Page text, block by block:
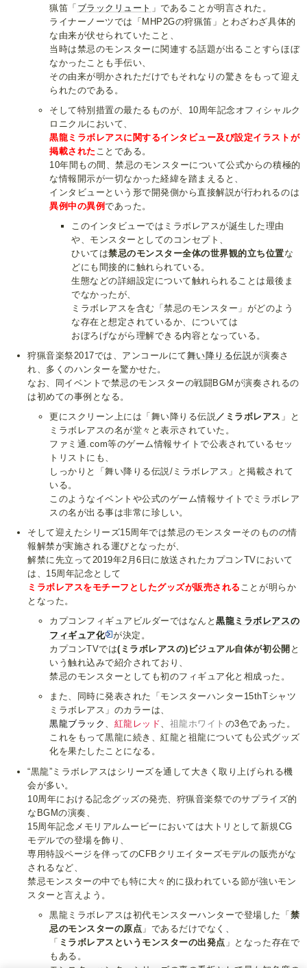
猟笛「 ブラックリュート 」であることが明言された。
ライナーノーツでは「MHP2Gの狩猟笛」とわざわざ具体的
な由来が伏せられていたこと、
当時は禁忌のモンスターに関連する話題が出ることすらほぼ
なかったことも手伝い、
その由来が明かされただけでもそれなりの驚きをもって迎え
られたのである。
そして特別措置の最たるものが、10周年記念オフィシャルク
ロニクルにおいて、
黒龍ミラボレアスに関するインタビュー及び設定イラストが
掲載された ことである。
10年間もの間、禁忌のモンスターについて公式からの積極的
な情報開示が一切なかった経緯を踏まえると、
インタビューという形で開発側から直接解説が行われるのは
異例中の異例であった。
このインタビューではミラボレアスが誕生した理由
や、モンスターとしてのコンセプト、
ひいては禁忌のモンスター全体の世界観的立ち位置な
どにも間接的に触れられている。
生態などの詳細設定について触れられることは最後ま
でなかったが、
ミラボレアスを含む「禁忌のモンスター」がどのよう
な存在と想定されているか、については
おぼろげながら理解できる内容となっている。
狩猟音楽祭2017では、アンコールにて舞い降りる伝説が演奏さ
れ、多くのハンターを驚かせた。
なお、同イベントで禁忌のモンスターの戦闘BGMが演奏されるの
は初めての事例となる。
更にスクリーン上には「舞い降りる伝説／ミラボレアス 」と
ミラボレアスの名が堂々と表示されていた。
ファミ通.com等のゲーム情報サイトで公表されているセッ
トリストにも、
しっかりと「舞い降りる伝説/ミラボレアス」と掲載されて
いる。
このようなイベントや公式のゲーム情報サイトでミラボレア
スの名が出る事は非常に珍しい。
そして迎えたシリーズ15周年では禁忌のモンスターそのものの情
報解禁が実施される運びとなったが、
解禁に先立って2019年2月6日に放送されたカプコンTVにおいて
は、15周年記念として
ミラボレアスをモチーフとしたグッズが販売される ことが明らか
となった。
カプコンフィギュアビルダーではなんと黒龍ミラボレアスの
フィギュア化
が決定。
カプコンTVでは(ミラボレアスの)ビジュアル自体が初公開 と
いう触れ込みで紹介されており、
禁忌のモンスターとしても初のフィギュア化と相成った。
また、同時に発表された「モンスターハンター15thTシャツ
ミラボレアス」のカラーは、
黒龍ブラック 、 紅龍レッド、 祖龍ホワイト の3色であった。
これをもって黒龍に続き、紅龍と祖龍についても公式グッズ
化を果たしたことになる。
“黒龍”ミラボレアスはシリーズを通して大きく取り上げられる機
会が多い。
10周年における記念グッズの発売、狩猟音楽祭でのサプライズ的
なBGMの演奏、
15周年記念メモリアルムービーにおいては大トリとして新規CG
モデルでの登場を飾り、
専用特設ページを伴ってのCFBクリエイターズモデルの販売がな
されるなど、
禁忌モンスターの中でも特に大々的に扱われている節が強いモン
スターと言えよう。
黒龍ミラボレアスは初代モンスターハンターで登場した「禁
忌のモンスターの原点 」であるだけでなく、
「 ミラボレアスというモンスターの出発点 」となった存在で
もある。